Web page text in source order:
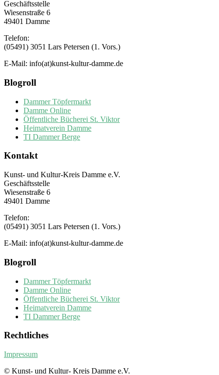
Geschäftsstelle
Wiesenstraße 6
49401 Damme
Telefon:
(05491) 3051 Lars Petersen (1. Vors.)
E-Mail: info(at)kunst-kultur-damme.de
Blogroll
Dammer Töpfermarkt
Damme Online
Öffentliche Bücherei St. Viktor
Heimatverein Damme
TI Dammer Berge
Kontakt
Kunst- und Kultur-Kreis Damme e.V.
Geschäftsstelle
Wiesenstraße 6
49401 Damme
Telefon:
(05491) 3051 Lars Petersen (1. Vors.)
E-Mail: info(at)kunst-kultur-damme.de
Blogroll
Dammer Töpfermarkt
Damme Online
Öffentliche Bücherei St. Viktor
Heimatverein Damme
TI Dammer Berge
Rechtliches
Impressum
© Kunst- und Kultur- Kreis Damme e.V.